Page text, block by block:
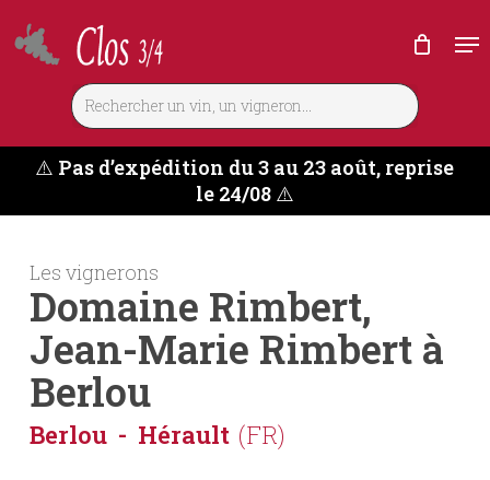
to
main
⚠️ Pas d’expédition du 3 au 23 août, reprise
le 24/08⚠️
Les vignerons
Domaine Rimbert,
Jean-Marie Rimbert à
Berlou
Berlou Hérault (FR)